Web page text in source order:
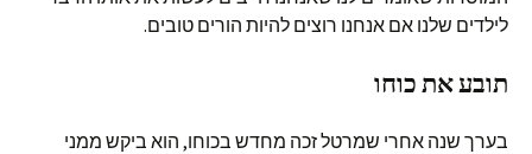
לילדים שלנו אם אנחנו רוצים להיות הורים טובים.
תובע את כוחו
בערך שנה אחרי שמרטל זכה מחדש בכוחו, הוא ביקש ממני